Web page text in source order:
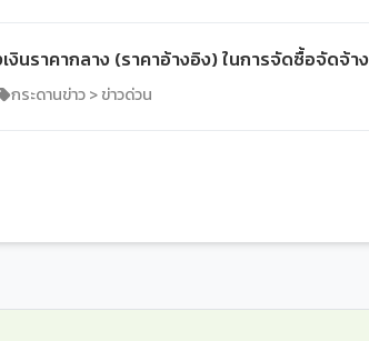
งินราคากลาง (ราคาอ้างอิง) ในการจัดซื้อจัดจ้
กระดานข่าว > ข่าวด่วน